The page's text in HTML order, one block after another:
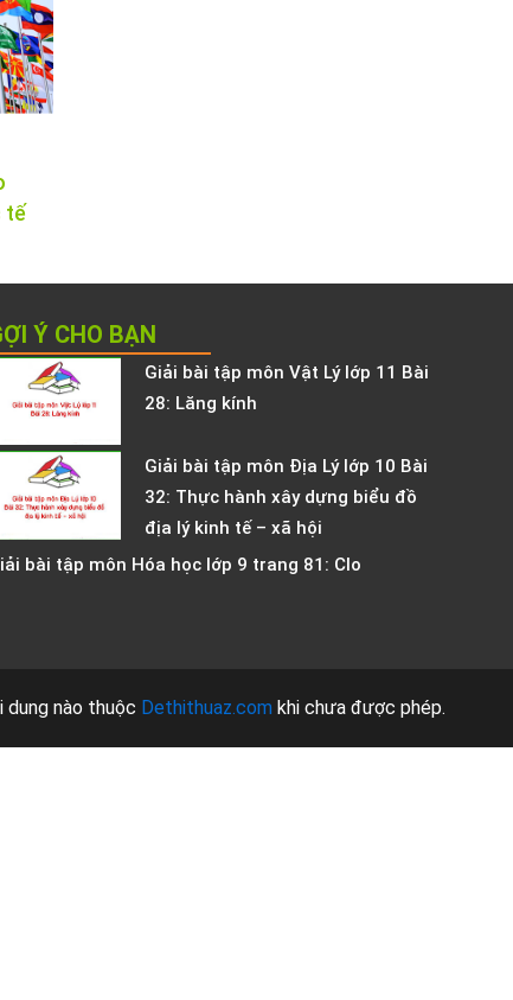
tế
Ý CHO BẠN
Giải bài tập môn Vật Lý lớp 11 Bài
28: Lăng kính
Giải bài tập môn Địa Lý lớp 10 Bài
32: Thực hành xây dựng biểu đồ
địa lý kinh tế – xã hội
bài tập môn Hóa học lớp 9 trang 81: Clo
dung nào thuộc Dethithuaz.com khi chưa được phép.